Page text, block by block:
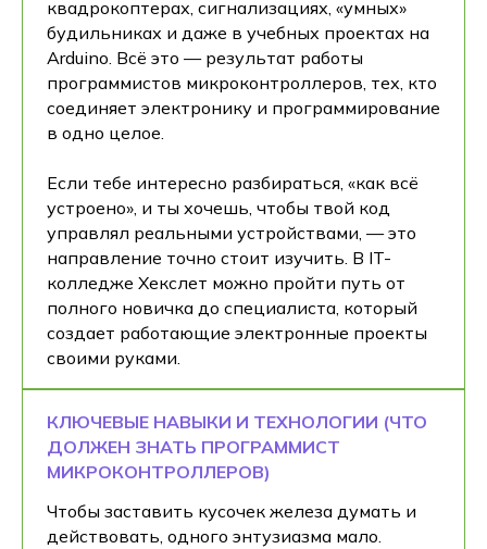
квадрокоптерах, сигнализациях, «умных»
будильниках и даже в учебных проектах на
Arduino. Всё это — результат работы
программистов микроконтроллеров, тех, кто
соединяет электронику и программирование
в одно целое.
Если тебе интересно разбираться, «как всё
устроено», и ты хочешь, чтобы твой код
управлял реальными устройствами, — это
направление точно стоит изучить. В IT-
колледже Хекслет можно пройти путь от
полного новичка до специалиста, который
создает работающие электронные проекты
своими руками.
КЛЮЧЕВЫЕ НАВЫКИ И ТЕХНОЛОГИИ (ЧТО
ДОЛЖЕН ЗНАТЬ ПРОГРАММИСТ
МИКРОКОНТРОЛЛЕРОВ)
Чтобы заставить кусочек железа думать и
действовать, одного энтузиазма мало.